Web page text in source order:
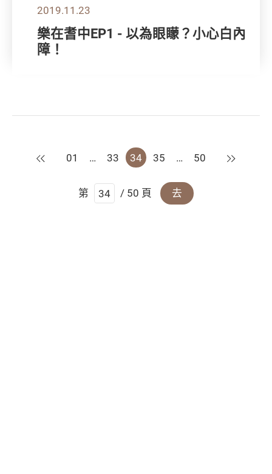
2019.11.23
樂在耆中EP1 - 以為眼矇？小心白內
障！
上一頁
01 … 33 34 35 … 50 下一頁
第 / 50 頁 去